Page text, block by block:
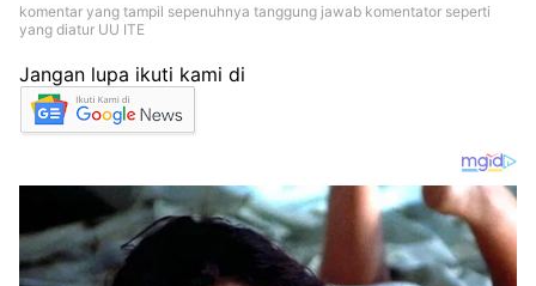
komentar yang tampil sepenuhnya tanggung jawab komentator seperti
yang diatur UU ITE
Jangan lupa ikuti kami di